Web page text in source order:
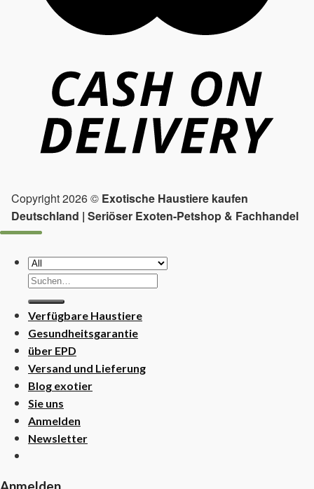
Copyright 2026 © Exotische Haustiere kaufen
Deutschland | Seriöser Exoten-Petshop & Fachhandel
Suchen
nach:
Verfügbare Haustiere
Gesundheitsgarantie
über EPD
Versand und Lieferung
Blog exotier
Sie uns
Anmelden
Newsletter